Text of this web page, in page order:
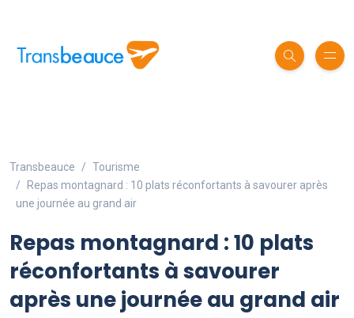
Transbeauce
Tourisme
Repas montagnard : 10 plats réconfortants à savourer après
une journée au grand air
Repas montagnard : 10 plats
réconfortants à savourer
après une journée au grand air